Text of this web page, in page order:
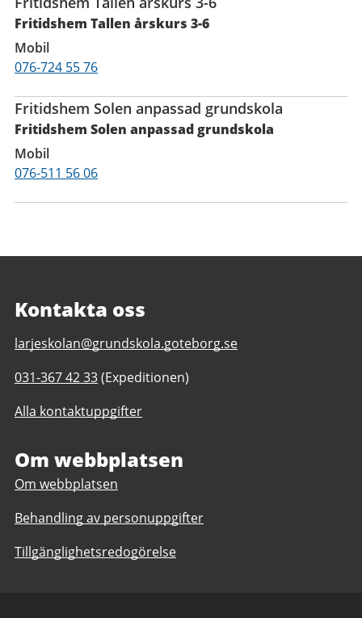
Fritidshem Tallen årskurs 3-6
Mobil
076-724 55 76
Fritidshem Solen anpassad grundskola
Fritidshem Solen anpassad grundskola
Mobil
076-511 56 06
Kontakta oss
E-
till
Lärjeskolan
F-
anpassad
grundskola
9
larjeskolan@grundskola.goteborg.se
Telefonnummer
Lärjeskolan
9,
anpassad
grundskola
7-
031-367 42 33(Expeditionen)
Alla kontaktuppgifter
Om webbplatsen
Om webbplatsen
Behandling av personuppgifter
Tillgänglighetsredogörelse